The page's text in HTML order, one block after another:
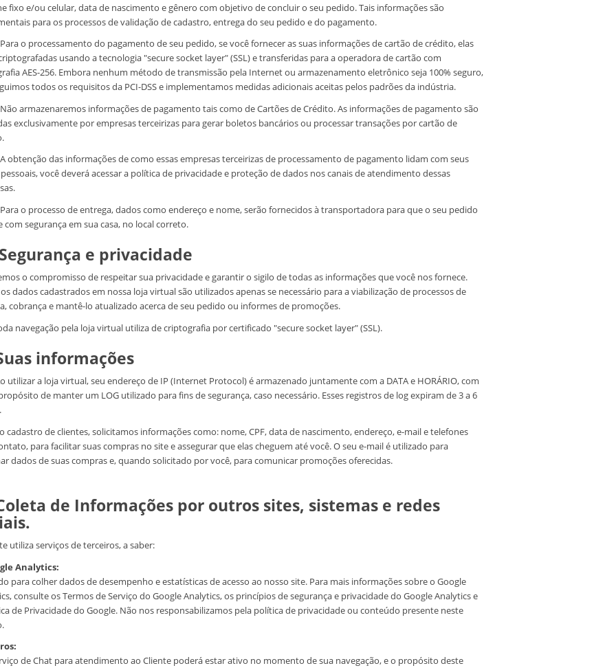
fixo e/ou celular, data de nascimento e gênero com objetivo de concluir o seu pedido. Tais informações são
para os processos de validação de cadastro, entrega do seu pedido e do pagamento.
Para o processamento do pagamento de seu pedido, se você fornecer as suas informações de cartão de crédito, elas
usando a tecnologia "secure socket layer" (SSL) e transferidas para a operadora de cartão com
AES-256. Embora nenhum método de transmissão pela Internet ou armazenamento eletrônico seja 100% seguro,
todos os requisitos da PCI-DSS e implementamos medidas adicionais aceitas pelos padrões da indústria.
Não armazenaremos informações de pagamento tais como de Cartões de Crédito. As informações de pagamento são
exclusivamente por empresas terceirizas para gerar boletos bancários ou processar transações por cartão de
A obtenção das informações de como essas empresas terceirizas de processamento de pagamento lidam com seus
você deverá acessar a política de privacidade e proteção de dados nos canais de atendimento dessas
Para o processo de entrega, dados como endereço e nome, serão fornecidos à transportadora para que o seu pedido
com segurança em sua casa, no local correto.
e privacidade
o compromisso de respeitar sua privacidade e garantir o sigilo de todas as informações que você nos fornece.
dados cadastrados em nossa loja virtual são utilizados apenas se necessário para a viabilização de processos de
cobrança e mantê-lo atualizado acerca de seu pedido ou informes de promoções.
navegação pela loja virtual utiliza de criptografia por certificado "secure socket layer" (SSL).
informações
utilizar a loja virtual, seu endereço de IP (Internet Protocol) é armazenado juntamente com a DATA e HORÁRIO, com
de manter um LOG utilizado para fins de segurança, caso necessário. Esses registros de log expiram de 3 a 6
cadastro de clientes, solicitamos informações como: nome, CPF, data de nascimento, endereço, e-mail e telefones
para facilitar suas compras no site e assegurar que elas cheguem até você. O seu e-mail é utilizado para
dados de suas compras e, quando solicitado por você, para comunicar promoções oferecidas.
de Informações por outros sites, sistemas e redes
utiliza serviços de terceiros, a saber:
Analytics:
para colher dados de desempenho e estatísticas de acesso ao nosso site. Para mais informações sobre o Google
consulte os Termos de Serviço do Google Analytics, os princípios de segurança e privacidade do Google Analytics e
de Privacidade do Google. Não nos responsabilizamos pela política de privacidade ou conteúdo presente neste
de Chat para atendimento ao Cliente poderá estar ativo no momento de sua navegação, e o propósito deste